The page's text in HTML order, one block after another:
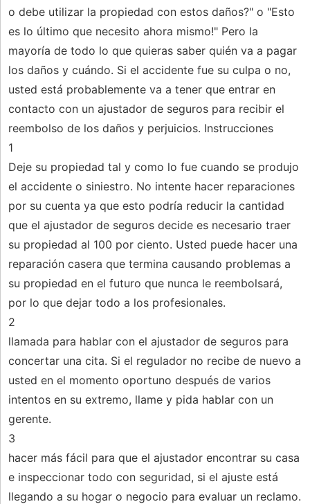
o debe utilizar la propiedad con estos daños?" o "Esto
es lo último que necesito ahora mismo!" Pero la
mayoría de todo lo que quieras saber quién va a pagar
los daños y cuándo. Si el accidente fue su culpa o no,
usted está probablemente va a tener que entrar en
contacto con un ajustador de seguros para recibir el
reembolso de los daños y perjuicios. Instrucciones
1
Deje su propiedad tal y como lo fue cuando se produjo
el accidente o siniestro. No intente hacer reparaciones
por su cuenta ya que esto podría reducir la cantidad
que el ajustador de seguros decide es necesario traer
su propiedad al 100 por ciento. Usted puede hacer una
reparación casera que termina causando problemas a
su propiedad en el futuro que nunca le reembolsará,
por lo que dejar todo a los profesionales.
2
llamada para hablar con el ajustador de seguros para
concertar una cita. Si el regulador no recibe de nuevo a
usted en el momento oportuno después de varios
intentos en su extremo, llame y pida hablar con un
gerente.
3
hacer más fácil para que el ajustador encontrar su casa
e inspeccionar todo con seguridad, si el ajuste está
llegando a su hogar o negocio para evaluar un reclamo.